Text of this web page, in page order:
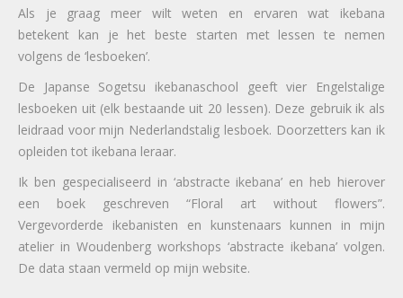
Als je graag meer wilt weten en ervaren wat ikebana
betekent kan je het beste starten met lessen te nemen
volgens de ‘lesboeken’.
De Japanse Sogetsu ikebanaschool geeft vier Engelstalige
lesboeken uit (elk bestaande uit 20 lessen). Deze gebruik ik als
leidraad voor mijn Nederlandstalig lesboek. Doorzetters kan ik
opleiden tot ikebana leraar.
Ik ben gespecialiseerd in ‘abstracte ikebana’ en heb hierover
een boek geschreven “Floral art without flowers”.
Vergevorderde ikebanisten en kunstenaars kunnen in mijn
atelier in Woudenberg workshops ‘abstracte ikebana’ volgen.
De data staan vermeld op mijn website.